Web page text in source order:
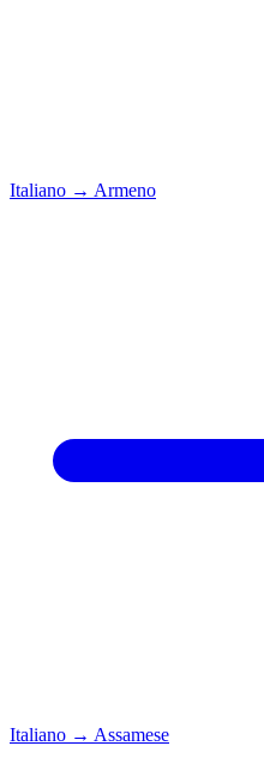
Italiano → Armeno
Italiano → Assamese